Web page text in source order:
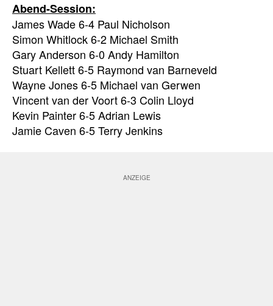
Abend-Session:
James Wade 6-4 Paul Nicholson
Simon Whitlock 6-2 Michael Smith
Gary Anderson 6-0 Andy Hamilton
Stuart Kellett 6-5 Raymond van Barneveld
Wayne Jones 6-5 Michael van Gerwen
Vincent van der Voort 6-3 Colin Lloyd
Kevin Painter 6-5 Adrian Lewis
Jamie Caven 6-5 Terry Jenkins